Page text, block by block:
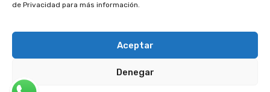
de Privacidad para más información.
Aceptar
Denegar
Copyright © 2026Todos los derechos reservados
Conoce nuestro aviso de privacidad